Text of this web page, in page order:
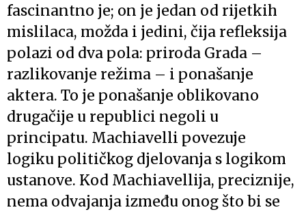
fascinantno je; on je jedan od rijetkih
mislilaca, možda i jedini, čija refleksija
polazi od dva pola: priroda Grada –
razlikovanje režima – i ponašanje
aktera. To je ponašanje oblikovano
drugačije u republici negoli u
principatu. Machiavelli povezuje
logiku političkog djelovanja s logikom
ustanove. Kod Machiavellija, preciznije,
nema odvajanja između onog što bi se